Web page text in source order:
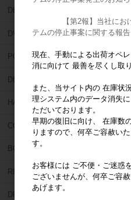
DEDECO (デデコ)
DVA (ディーヴイエー)
POLIRAPID (ポリラピッド)
DENTSPLY (デンツプライ)
HANEL (ハネル)
COLTENE WHALEDENT (コルテン
BOSWORTH (ボスワース)
RELIANCE (リライアンス)
DETAX (デタックス)
【第2報】当社に
テムの停止事案に関する報告
現在、手動による出荷オペ
消に向けて 最善を尽くし取
また、当サイト内の 在庫状
理システム内のデータ消失
ただいております。
早期の復旧に向け、 在庫数
りますので、何卒ご容赦い
す。
お客様には ご不便・ご迷
ございませんが、何卒ご容
あげます。